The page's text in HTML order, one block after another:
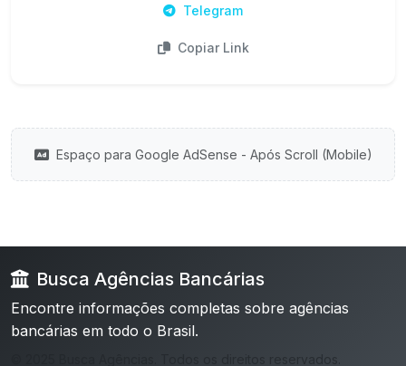
Telegram
Copiar Link
Espaço para Google AdSense - Após Scroll (Mobile)
Busca Agências Bancárias
Encontre informações completas sobre agências
bancárias em todo o Brasil.